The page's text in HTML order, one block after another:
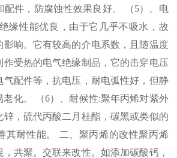
配件，防腐蚀性效果良好。 （5）、电
缘性能优良，由于它几乎不吸水，故
影响。它有较高的介电系数，且随温度
作受热的电气绝缘制品，它的击穿电压
气配件等，抗电压，耐电弧性好，但静
老化。 （6）、耐候性:聚年丙烯对紫外
锌，硫代丙酸二月桂酯，碳黑或类似的
其耐性能。 二、聚丙烯的改性聚丙烯
共聚。交联来改性。如添加碳酸钙，